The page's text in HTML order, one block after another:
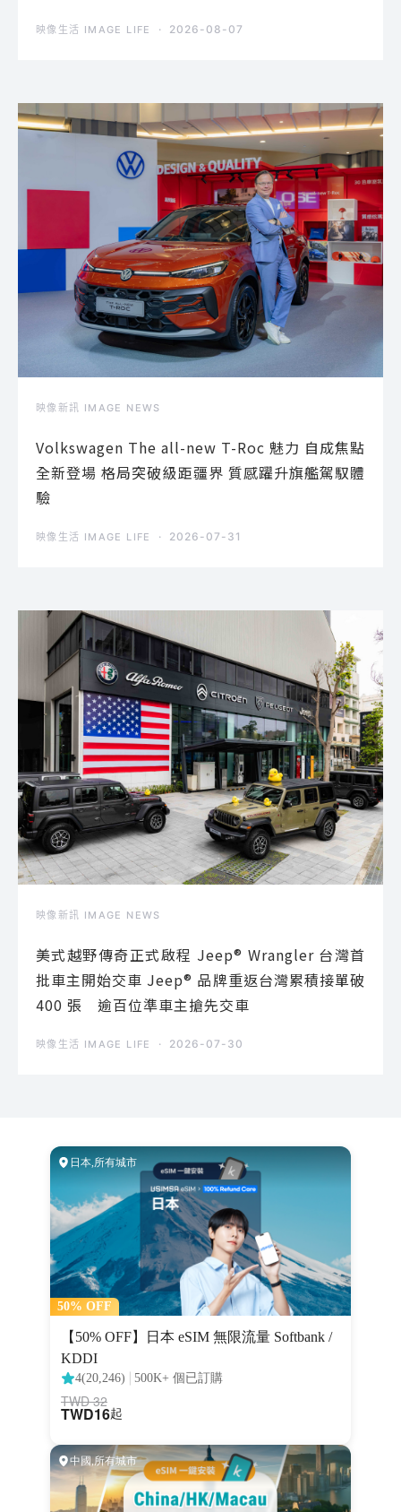
映像生活 IMAGE LIFE 2026-08-07
映像新訊 IMAGE NEWS
Volkswagen The all-new T-Roc 魅力 自成焦點
全新登場 格局突破級距疆界 質感躍升旗艦駕馭體
驗
映像生活 IMAGE LIFE 2026-07-31
映像新訊 IMAGE NEWS
美式越野傳奇正式啟程 Jeep® Wrangler 台灣首
批車主開始交車 Jeep® 品牌重返台灣累積接單破
400 張 逾百位準車主搶先交車
映像生活 IMAGE LIFE 2026-07-30